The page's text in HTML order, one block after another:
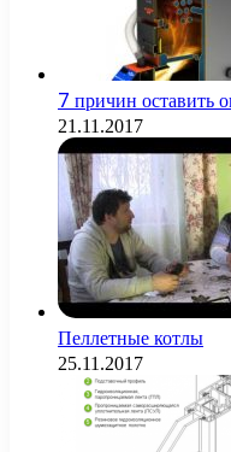
7 причин оставить
21.11.2017
Пеллетные котлы
25.11.2017